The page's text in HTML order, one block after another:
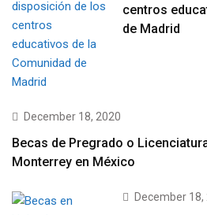
centros
de Madrid
December 18, 2020
Becas de Pregrado o
Monterrey en México
December 18,